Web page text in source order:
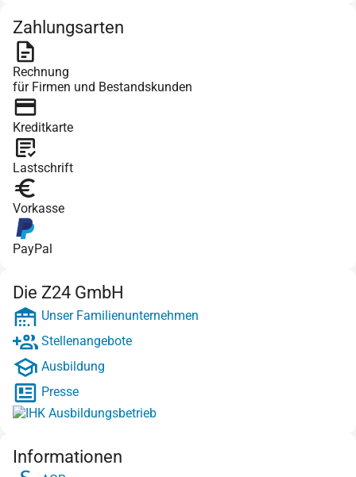
Zahlungsarten
Rechnung
für Firmen und Bestandskunden
Kreditkarte
Lastschrift
Vorkasse
PayPal
Die Z24 GmbH
Unser Familienunternehmen
Stellenangebote
Ausbildung
Presse
Informationen